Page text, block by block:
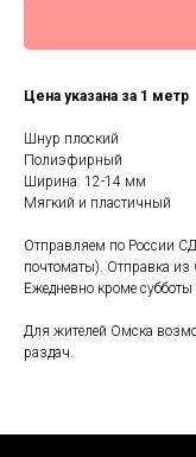
Цена указана за 1 метр
Шнур плоский
Полиэфирный
Ширина: 12-14 мм
Мягкий и пластичный
Отправляем по России
почтоматы). Отправка
Ежедневно кроме субботы
Для жителей Омска
раздач.